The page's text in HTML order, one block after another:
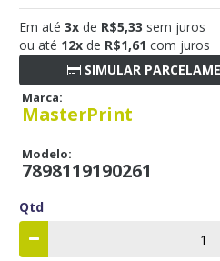
Em até 3x de R$5,33 sem juros
ou até 12x de R$1,61 com juros
SIMULAR
Marca:
MasterPrint
Modelo:
7898119190261
Qtd